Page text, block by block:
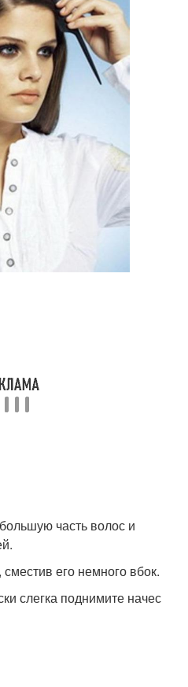
часть волос и
его немного вбок.
слегка поднимите начес